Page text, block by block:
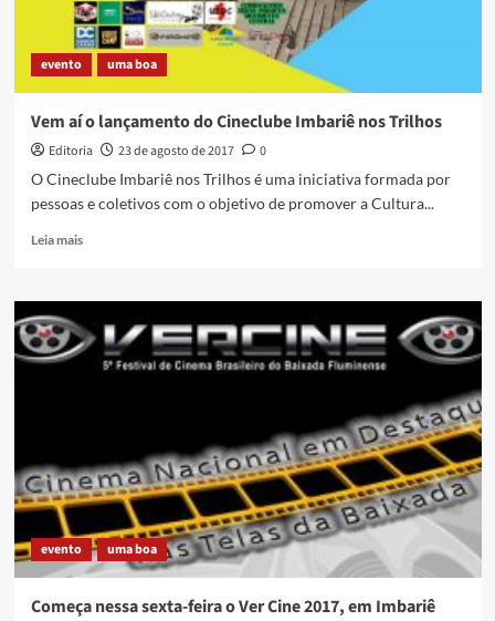
evento uma boa
Vem aí o lançamento do Cineclube Imbariê nos Trilhos
Editoria 23 de agosto de 2017
0
O Cineclube Imbariê nos Trilhos é uma iniciativa formada por
pessoas e coletivos com o objetivo de promover a Cultura...
Leia maisRead
Vem
o
lançamento
Trilhos
evento uma boa
Começa nessa sexta-feira o Ver Cine 2017, em Imbariê